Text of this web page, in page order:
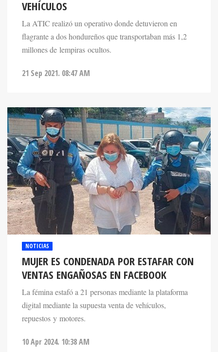
La ATIC realizó un operativo donde detuvieron en
flagrante a dos hondureños que transportaban más 1,2
millones de lempiras ocultos.
NOTICIAS
MUJER ES CONDENADA POR ESTAFAR CON
VENTAS ENGAÑOSAS EN FACEBOOK
La fémina estafó a 21 personas mediante la plataforma
digital mediante la supuesta venta de vehículos,
repuestos y motores.